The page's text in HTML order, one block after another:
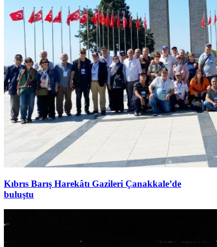
Kıbrıs Barış Harekâtı Gazileri Çanakkale’de
buluştu